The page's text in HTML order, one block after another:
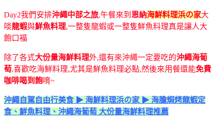
Day2我們安排沖繩中部之旅,午餐來到 恩納海鮮料理浜の家大
啖龍蝦與鮮魚料理,一整隻龍蝦或一整隻鮮魚料理真是讓人大
飽口福
除了各式大份量海鮮料理外,還有來沖繩一定要吃的沖繩海葡
萄,喜歡吃海鮮料理,尤其是鮮魚料理必點,然後來用餐還能免費
咖啡喝到飽唷~
沖繩自駕自由行美食 ▶ 海鮮料理浜の家 ▶ 海膽焗烤龍蝦定
食、鮮魚料理、沖繩海葡萄 大份量海鮮料理推薦